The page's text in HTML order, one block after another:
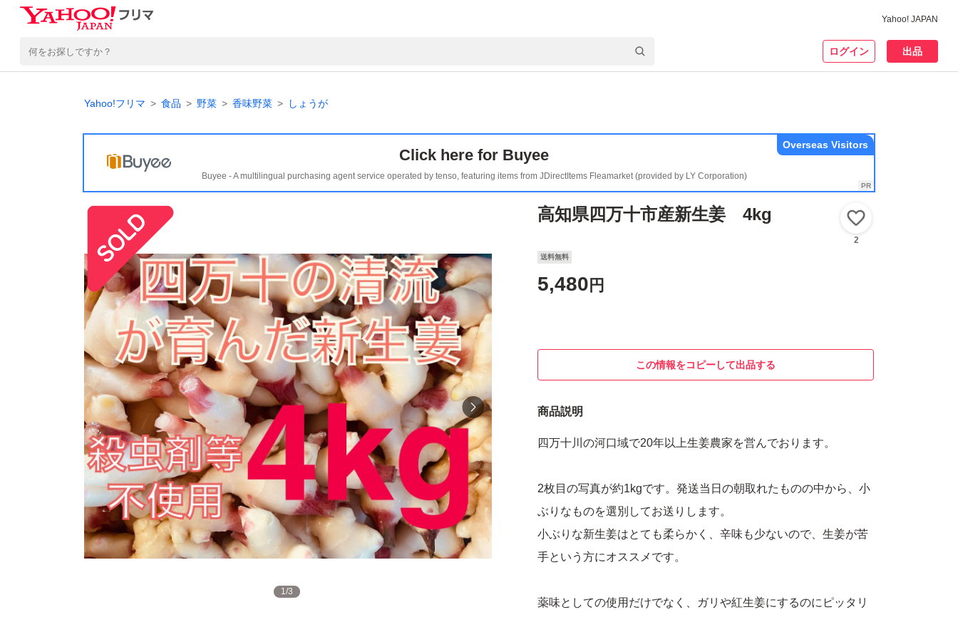
Yahoo! JAPAN
ログイン 出品
Yahoo!フリマ 食品 野菜 香味野菜 しょうが
Click here for Buyee
Buyee - A multilingual purchasing agent service operated by tenso, featuring items from JDirectItems Fleamarket (provided by LY Corporation)
Overseas Visitors
1/3
高知県四万十市産新生姜 4kg
2
送料無料
5,480 円
この情報をコピーして出品する
商品説明
四万十川の河口域で20年以上生姜農家を営んでおります。
2枚目の写真が約1kgです。発送当日の朝取れたものの中から、小
ぶりなものを選別してお送りします。
小ぶりな新生姜はとても柔らかく、辛味も少ないので、生姜が苦
手という方にオススメです。
薬味としての使用だけでなく、ガリや紅生姜にするのにピッタリ